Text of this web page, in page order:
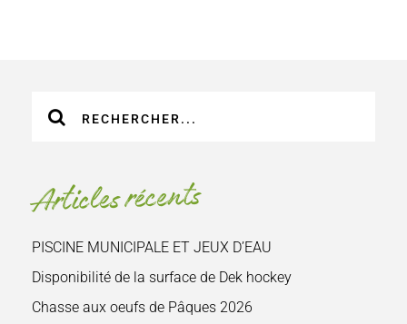
sur
Articles récents
PISCINE MUNICIPALE ET JEUX D’EAU
Disponibilité de la surface de Dek hockey
Chasse aux oeufs de Pâques 2026